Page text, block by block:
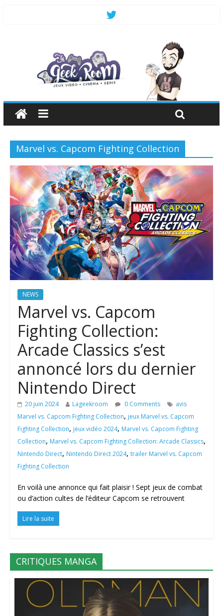
Marvel vs. Capcom Fighting Collection
NEWS
Marvel vs. Capcom
Fighting Collection:
Arcade Classics s’est
annoncé lors du dernier
Nintendo Direct
20 juin 2024 Lageekroom 0 Comments
avis
Marvel vs. Capcom Fighting Collection, jeux Marvel vs. Capcom
Fighting Collection, jeux vidéo 2024, Marvel vs. Capcom Fighting
Collection, Marvel vs. Capcom Fighting Collection: Arcade Classics,
Nintendo Direct, Nintendo Direct 2024, trailer Marvel vs. Capcom
Fighting Collection
En voilà une annonce qui fait plaisir ! Sept jeux de combat
ou d’action cultes de l’éditeur Capcom se retrouvent
Lire la suite
CRITIQUES MANGA